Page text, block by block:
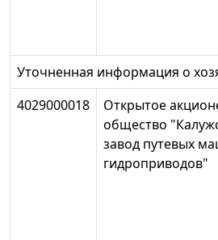
Уточненная информация о
4029000018
Открытое
общество
завод путевых
гидроприводов"